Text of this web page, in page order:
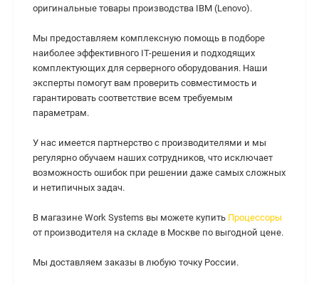
оригинальные товары производства IBM (Lenovo).
Мы предоставляем комплексную помощь в подборе
наиболее эффективного IT-решения и подходящих
комплектующих для серверного оборудования. Наши
эксперты помогут вам проверить совместимость и
гарантировать соответствие всем требуемым
параметрам.
У нас имеется партнерство с производителями и мы
регулярно обучаем наших сотрудников, что исключает
возможность ошибок при решении даже самых сложных
и нетипичных задач.
В магазине Work Systems вы можете купить Процессоры
от производителя на складе в Москве по выгодной цене.
Мы доставляем заказы в любую точку России.